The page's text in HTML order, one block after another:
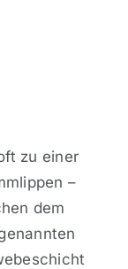
zu einer
–
dem